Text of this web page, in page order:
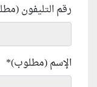
رقم التليفون
الإسم (مطلوب)*